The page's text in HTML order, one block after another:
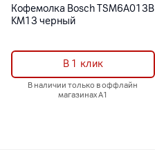
Кофемолка Bosch TSM6A013B
KM13 черный
В 1 клик
В наличии только в оффлайн
магазинах А1